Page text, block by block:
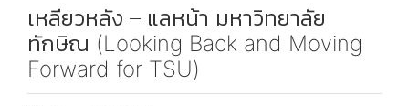
เหลียวหลัง – แลหน้า มหาวิทยาลัย
ทักษิณ (Looking Back and Moving
Forward for TSU)